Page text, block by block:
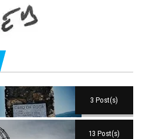
3 Post(s)
13 Post(s)